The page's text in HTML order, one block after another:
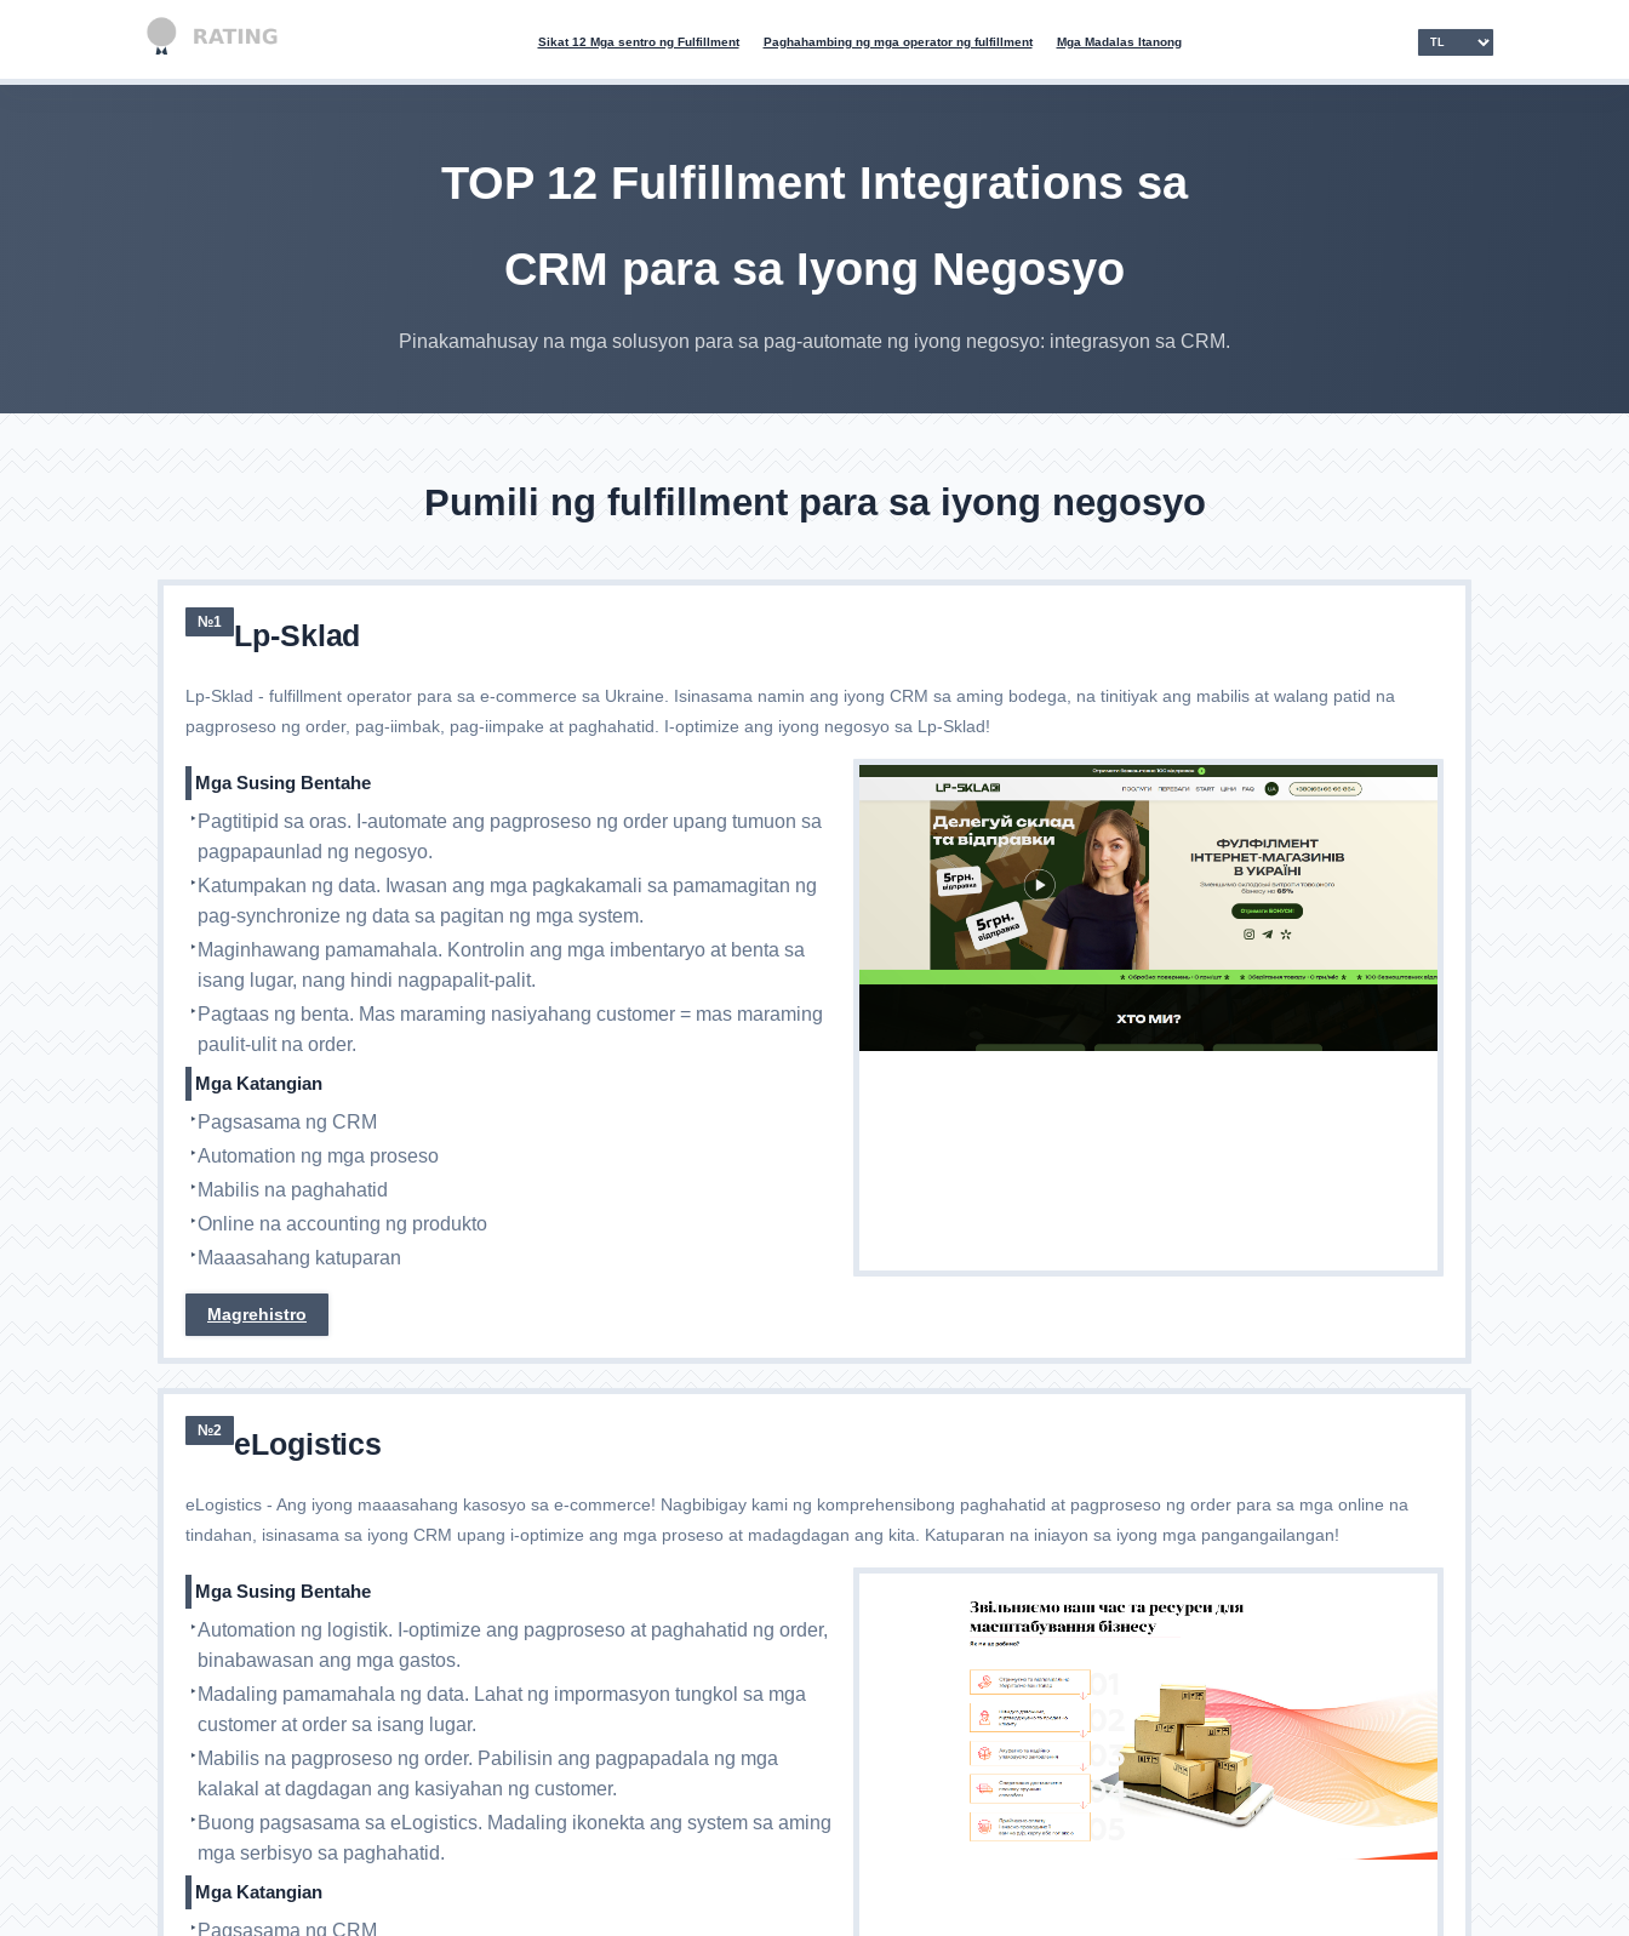
Sikat 12 Mga sentro ng Fulfillment Paghahambing ng mga operator ng fulfillment Mga Madalas Itanong
TOP 12 Fulfillment Integrations sa
CRM para sa Iyong Negosyo
Pinakamahusay na mga solusyon para sa pag-automate ng iyong negosyo: integrasyon sa CRM.
Pumili ng fulfillment para sa iyong negosyo
№1 Lp-Sklad
Lp-Sklad - fulfillment operator para sa e-commerce sa Ukraine. Isinasama namin ang iyong CRM sa aming bodega, na tinitiyak ang mabilis at walang patid na
pagproseso ng order, pag-iimbak, pag-iimpake at paghahatid. I-optimize ang iyong negosyo sa Lp-Sklad!
Mga Susing Bentahe
Pagtitipid sa oras. I-automate ang pagproseso ng order upang tumuon sa
pagpapaunlad ng negosyo.
Katumpakan ng data. Iwasan ang mga pagkakamali sa pamamagitan ng
pag-synchronize ng data sa pagitan ng mga system.
Maginhawang pamamahala. Kontrolin ang mga imbentaryo at benta sa
isang lugar, nang hindi nagpapalit-palit.
Pagtaas ng benta. Mas maraming nasiyahang customer = mas maraming
paulit-ulit na order.
Mga Katangian
Pagsasama ng CRM
Automation ng mga proseso
Mabilis na paghahatid
Online na accounting ng produkto
Maaasahang katuparan
Magrehistro
№2 eLogistics
eLogistics - Ang iyong maaasahang kasosyo sa e-commerce! Nagbibigay kami ng komprehensibong paghahatid at pagproseso ng order para sa mga online na
tindahan, isinasama sa iyong CRM upang i-optimize ang mga proseso at madagdagan ang kita. Katuparan na iniayon sa iyong mga pangangailangan!
Mga Susing Bentahe
Automation ng logistik. I-optimize ang pagproseso at paghahatid ng order,
binabawasan ang mga gastos.
Madaling pamamahala ng data. Lahat ng impormasyon tungkol sa mga
customer at order sa isang lugar.
Mabilis na pagproseso ng order. Pabilisin ang pagpapadala ng mga
kalakal at dagdagan ang kasiyahan ng customer.
Buong pagsasama sa eLogistics. Madaling ikonekta ang system sa aming
mga serbisyo sa paghahatid.
Mga Katangian
Pagsasama ng CRM